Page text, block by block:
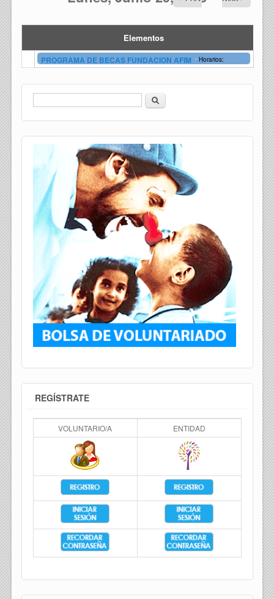
Elementos
PROGRAMA DE BECAS FUNDACION AFIM - Horarios:
Formulario de búsqueda
Buscar
REGÍSTRATE
VOLUNTARIO/A ENTIDAD